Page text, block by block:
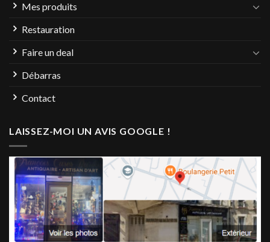
Mes produits
Restauration
Faire un deal
Débarras
Contact
LAISSEZ-MOI UN AVIS GOOGLE !